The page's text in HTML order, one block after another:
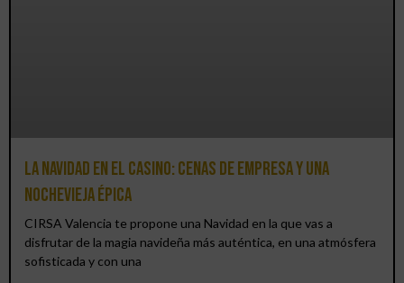
La Navidad en el Casino: cenas de empresa y una
Nochevieja épica
CIRSA Valencia te propone una Navidad en la que vas a
disfrutar de la magia navideña más auténtica, en una atmósfera
sofisticada y con una